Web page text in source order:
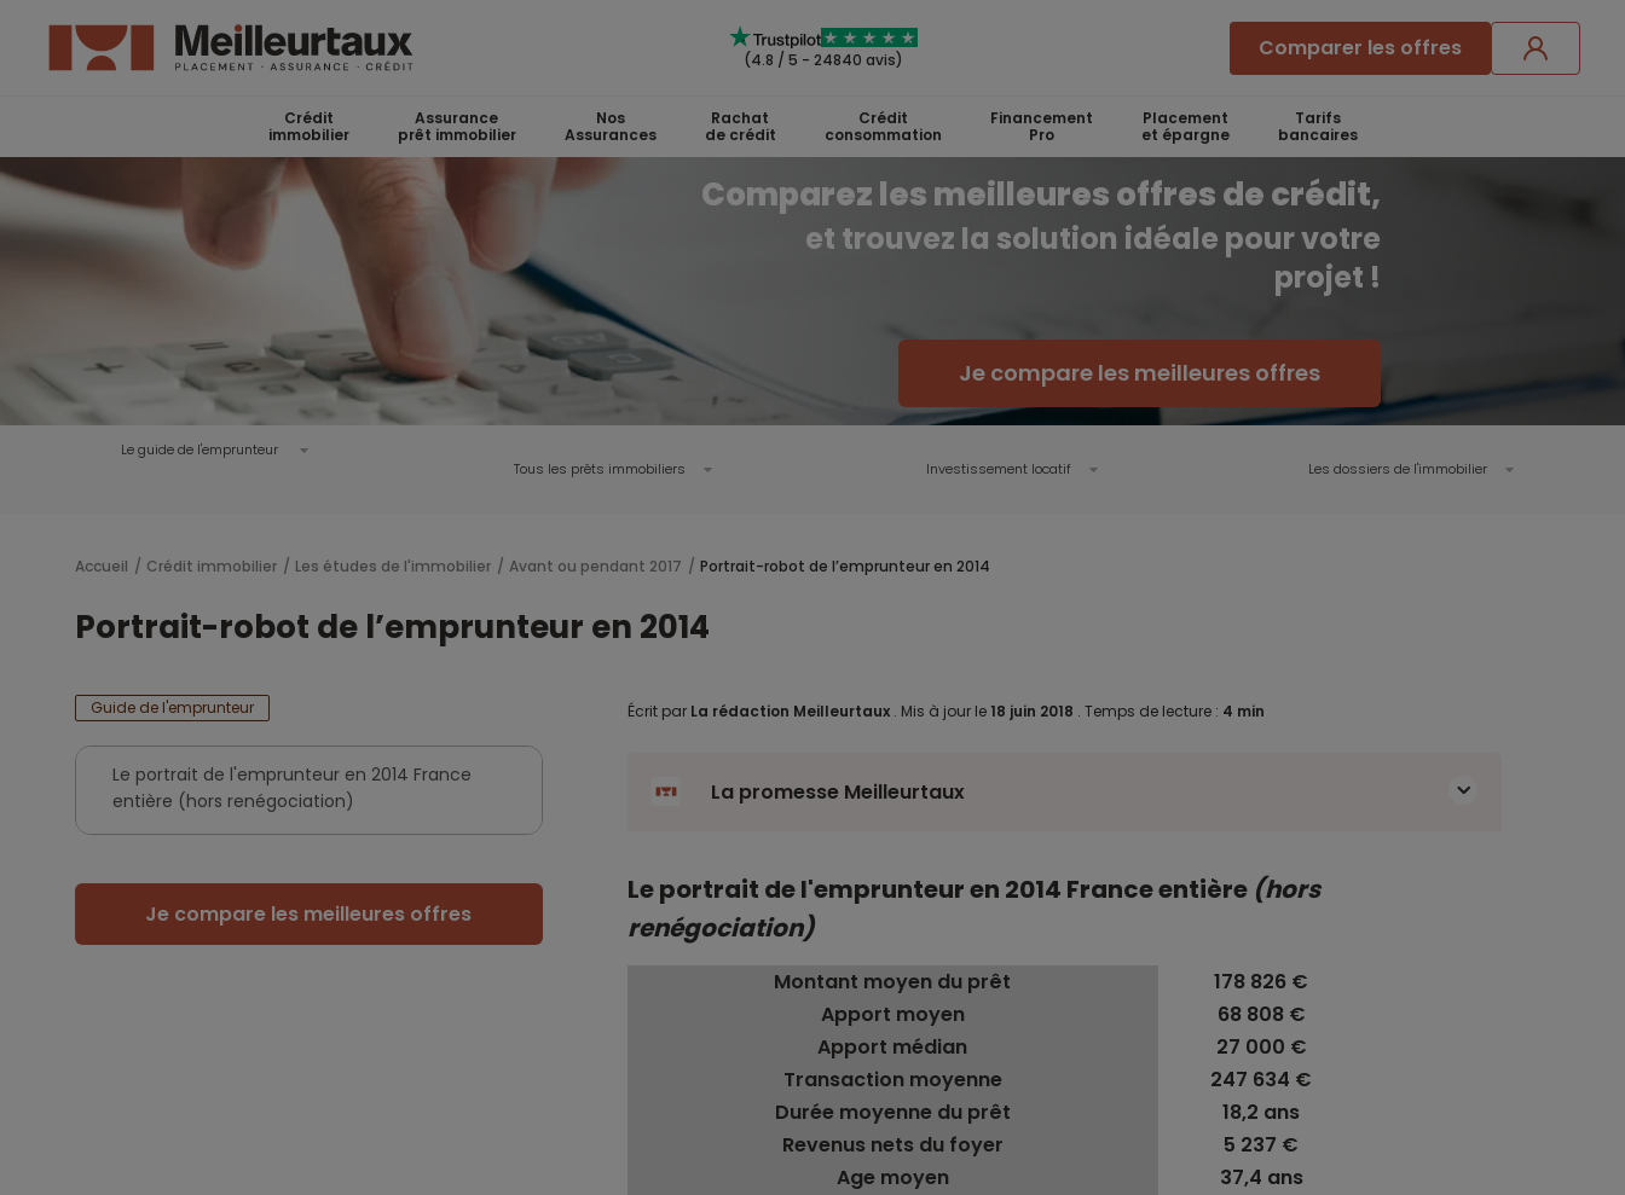
(4.8 / 5 - 24840 avis) Comparer les offres
Crédit
immobilier
Assurance
prêt immobilier
Nos
Assurances
Rachat
de crédit
Crédit
consommation
Financement
Pro
Placement
et épargne
Tarifs
bancaires
Comparez les meilleures offres de crédit,
et trouvez la solution idéale pour votre
projet !
Je compare les meilleures offres
Le guide de l'emprunteur
Tous les prêts immobiliers
Investissement locatif Les dossiers de l'immobilier
Accueil Crédit immobilier Les études de l'immobilier Avant ou pendant 2017 Portrait-robot de l’emprunteur en 2014
Portrait-robot de l’emprunteur en 2014
Guide de l'emprunteur
Le portrait de l'emprunteur en 2014 France
entière (hors renégociation)
Je compare les meilleures offres
Écrit par La rédaction Meilleurtaux . Mis à jour le 18 juin 2018 . Temps de lecture : 4 min
La promesse Meilleurtaux
Le portrait de l'emprunteur en 2014 France entière(hors
renégociation)
Montant moyen du prêt
178 826 €
Apport moyen
68 808 €
Apport médian
27 000 €
Transaction moyenne
247 634 €
Durée moyenne du prêt
18,2 ans
Revenus nets du foyer
5 237 €
Age moyen
37,4 ans